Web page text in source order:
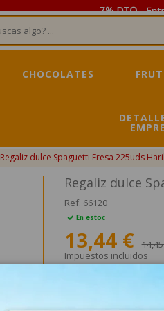
CHOCOLATES
Regaliz dulce Spaguetti Fresa 225uds
Regaliz dulce
Ref. 66120
En estoc
13,44 €
Impuestos incluidos